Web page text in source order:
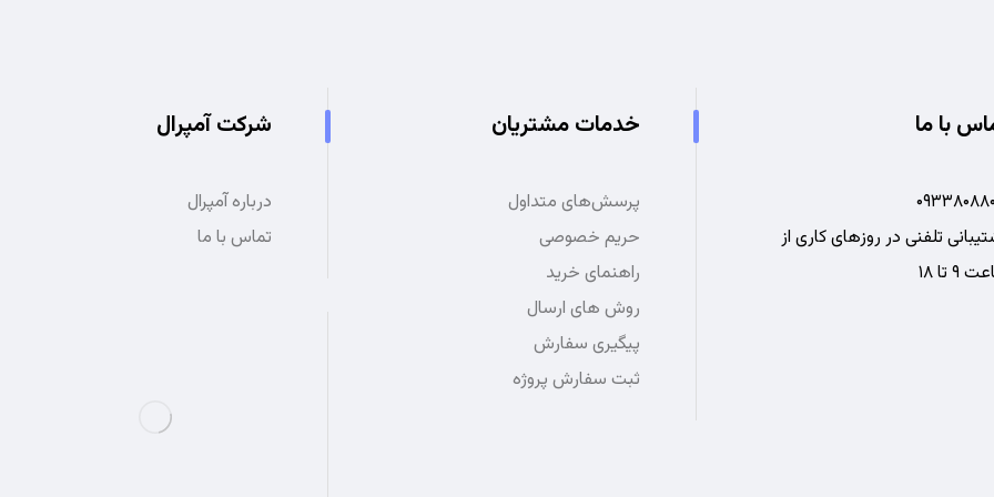
با ما
تلفنی در روزهای کاری از
تا ۱۸
خدمات مشتریان
پرسش‌های متداول
حریم خصوصی
راهنمای خرید
روش های ارسال
پیگیری سفارش
ثبت سفارش پروژه
شرکت آمپرال
درباره آمپرال
تماس با ما